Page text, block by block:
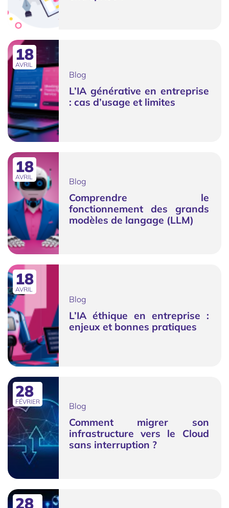
18
AVRIL
Blog
L’IA générative en entreprise
: cas d’usage et limites
18
AVRIL Blog
Comprendre le
fonctionnement des grands
modèles de langage (LLM)
18
AVRIL
Blog
L’IA éthique en entreprise :
enjeux et bonnes pratiques
28
FÉVRIER Blog
Comment migrer son
infrastructure vers le Cloud
sans interruption ?
28